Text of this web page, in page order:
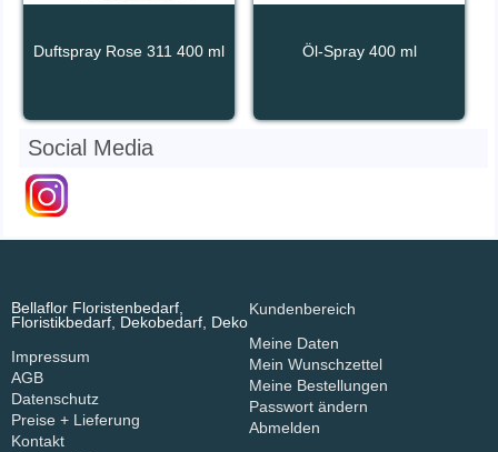
Duftspray Rose 311 400 ml Öl-Spray 400 ml
Social Media
Bellaflor Floristenbedarf,
Floristikbedarf, Dekobedarf, Deko
Impressum
AGB
Datenschutz
Preise + Lieferung
Kontakt
Kundenbereich
Meine Daten
Mein Wunschzettel
Meine Bestellungen
Passwort ändern
Abmelden